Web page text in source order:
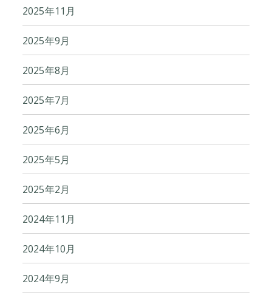
2025年11月
2025年9月
2025年8月
2025年7月
2025年6月
2025年5月
2025年2月
2024年11月
2024年10月
2024年9月